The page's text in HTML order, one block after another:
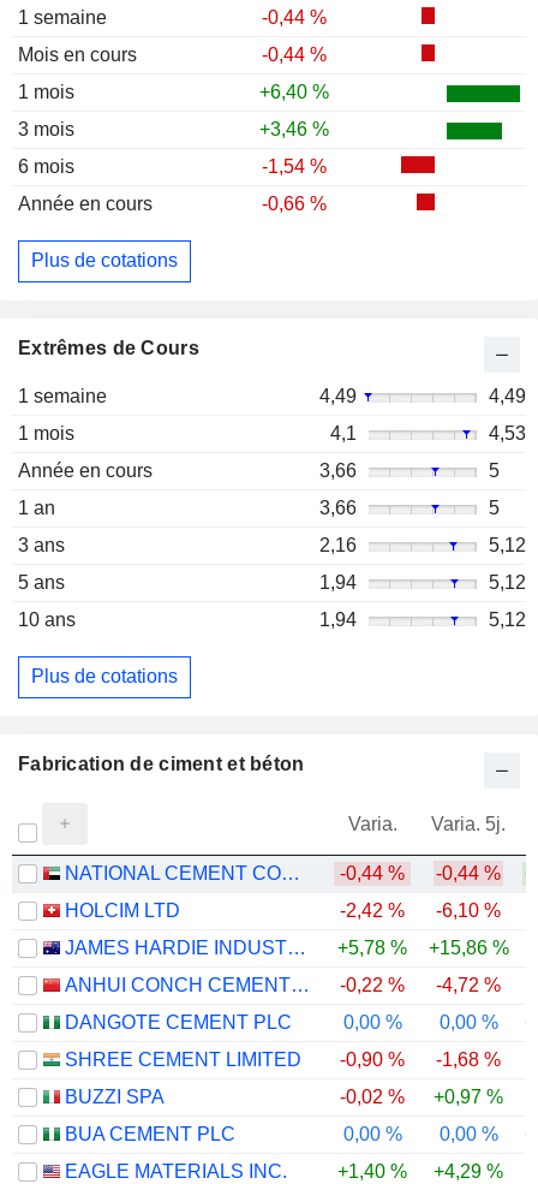
1 semaine
-0,44 %
Mois en cours
-0,44 %
1 mois
+6,40 %
3 mois
+3,46 %
6 mois
-1,54 %
Année en cours
-0,66 %
Plus de cotations
Extrêmes de Cours
1 semaine 4,49
4,49
1 mois
4,1
4,53
Année en cours
3,66
5
1 an
3,66
5
3 ans
2,16
5,12
5 ans
1,94
5,12
10 ans
1,94 5,12
Plus de cotations
Fabrication de ciment et béton
Varia. Varia. 5j.
NATIONAL CEMENT COMPANY -0,44 % -0,44 %
HOLCIM LTD
-2,42 % -6,10 %
JAMES HARDIE INDUSTRIES PLC
+5,78 % +15,86 %
ANHUI CONCH CEMENT COMPANY LIMITED
-0,22 % -4,72 %
DANGOTE CEMENT PLC
0,00 % 0,00 %
SHREE CEMENT LIMITED
-0,90 % -1,68 %
BUZZI SPA
-0,02 % +0,97 %
BUA CEMENT PLC
0,00 % 0,00 %
EAGLE MATERIALS INC.
+1,40 % +4,29 %